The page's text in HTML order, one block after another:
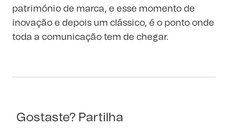
património de marca, e esse momento de
inovação e depois um clássico, é o ponto onde
toda a comunicação tem de chegar.
Gostaste? Partilha